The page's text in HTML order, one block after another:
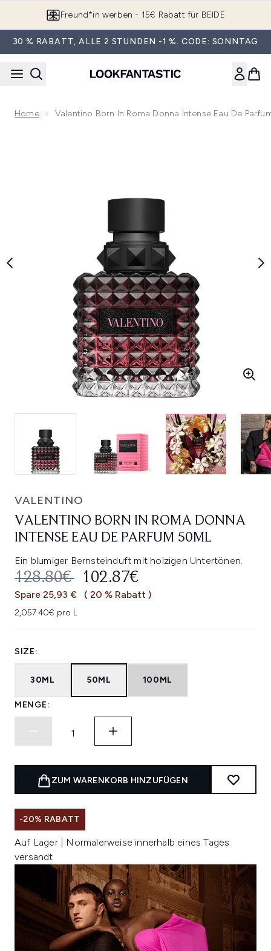
Freund*in werben - 15€ Rabatt für BEIDE
30 % RABATT, ALLE 2 STUNDEN -1 %. CODE: SONNTAG
Home Valentino Born In Roma Donna Intense Eau De
VALENTINO
VALENTINO BORN IN ROMA DONNA
INTENSE EAU DE PARFUM 50ML
Ein blumiger Bernsteinduft mit holzigen Untertönen.
UNVERBINDLICHE
128.80€ AKTUELLER PREIS:
102.87€
Spare 25,93 € ( 20 % Rabatt )
2,057.40€ pro L
SIZE:
30ML 50ML 100ML
MENGE:
ZUM WARENKORB HINZUFÜGEN
-20% RABATT
Auf Lager | Normalerweise innerhalb eines Tages
versandt